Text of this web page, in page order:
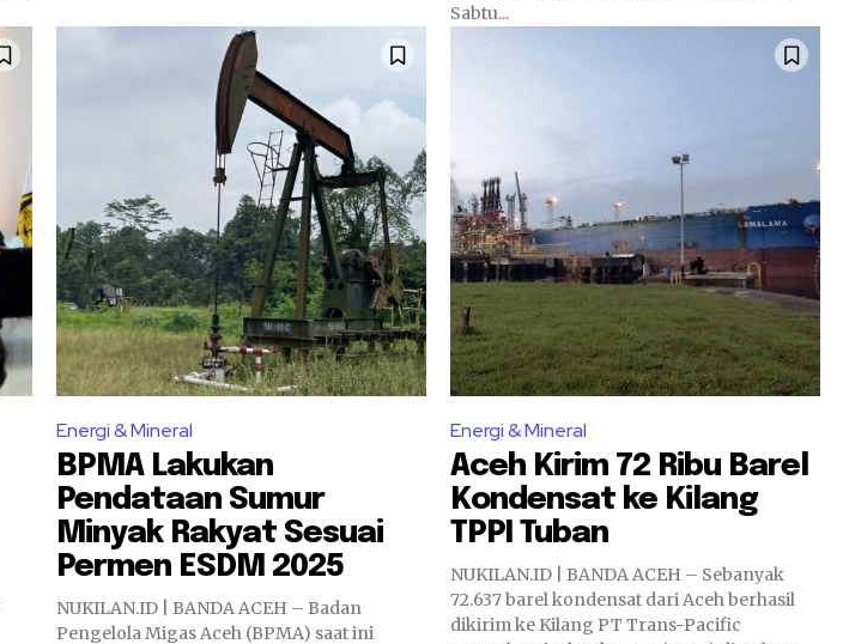
Sabtu...
Energi & Mineral
BPMA Lakukan
Pendataan Sumur
Minyak Rakyat Sesuai
Permen ESDM 2025
NUKILAN.ID | BANDA ACEH – Badan
Pengelola Migas Aceh (BPMA) saat ini
Energi & Mineral
Aceh Kirim 72 Ribu Barel
Kondensat ke Kilang
TPPI Tuban
NUKILAN.ID | BANDA ACEH – Sebanyak
72.637 barel kondensat dari Aceh berhasil
dikirim ke Kilang PT Trans-Pacific